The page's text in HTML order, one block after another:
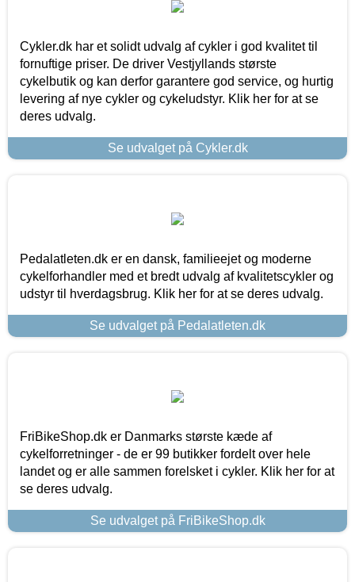
Cykler.dk har et solidt udvalg af cykler i god kvalitet til
fornuftige priser. De driver Vestjyllands største
cykelbutik og kan derfor garantere god service, og hurtig
levering af nye cykler og cykeludstyr. Klik her for at se
deres udvalg.
Se udvalget på Cykler.dk
Pedalatleten.dk er en dansk, familieejet og moderne
cykelforhandler med et bredt udvalg af kvalitetscykler og
udstyr til hverdagsbrug. Klik her for at se deres udvalg.
Se udvalget på Pedalatleten.dk
FriBikeShop.dk er Danmarks største kæde af
cykelforretninger - de er 99 butikker fordelt over hele
landet og er alle sammen forelsket i cykler. Klik her for at
se deres udvalg.
Se udvalget på FriBikeShop.dk